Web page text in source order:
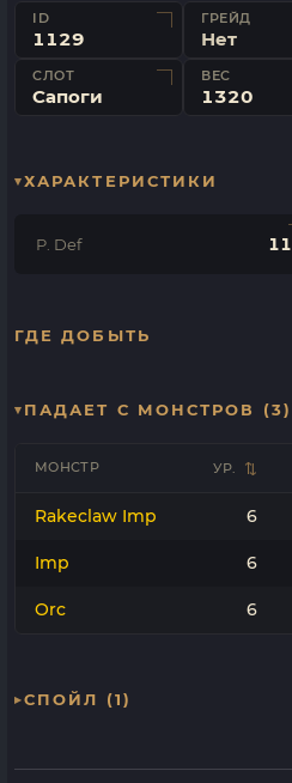
ID
1129
ГРЕЙД
Нет
СЛОТ
Сапоги
ВЕС
1320
ХАРАКТЕРИСТИКИ
P. Def 11
ГДЕ ДОБЫТЬ
ПАДАЕТ С МОНСТРОВ (3)
МОНСТР УР.
Rakeclaw Imp 6
Imp 6
Orc 6
СПОЙЛ (1)